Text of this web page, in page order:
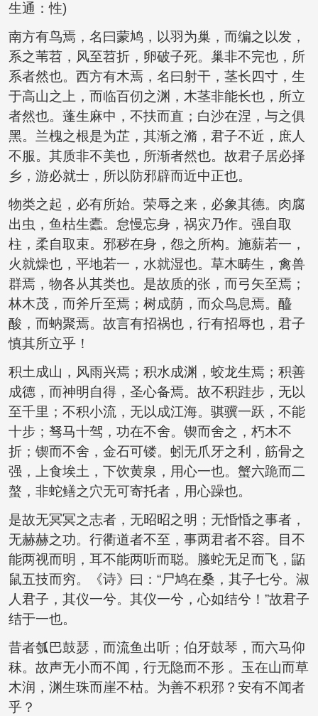
生通：性)
南方有鸟焉，名曰蒙鸠，以羽为巢，而编之以发，
系之苇苕，风至苕折，卵破子死。巢非不完也，所
系者然也。西方有木焉，名曰射干，茎长四寸，生
于高山之上，而临百仞之渊，木茎非能长也，所立
者然也。蓬生麻中，不扶而直；白沙在涅，与之俱
黑。兰槐之根是为芷，其渐之滫，君子不近，庶人
不服。其质非不美也，所渐者然也。故君子居必择
乡，游必就士，所以防邪辟而近中正也。
物类之起，必有所始。荣辱之来，必象其德。肉腐
出虫，鱼枯生蠹。怠慢忘身，祸灾乃作。强自取
柱，柔自取束。邪秽在身，怨之所构。施薪若一，
火就燥也，平地若一，水就湿也。草木畴生，禽兽
群焉，物各从其类也。是故质的张，而弓矢至焉；
林木茂，而斧斤至焉；树成荫，而众鸟息焉。醯
酸，而蚋聚焉。故言有招祸也，行有招辱也，君子
慎其所立乎！
积土成山，风雨兴焉；积水成渊，蛟龙生焉；积善
成德，而神明自得，圣心备焉。故不积跬步，无以
至千里；不积小流，无以成江海。骐骥一跃，不能
十步；驽马十驾，功在不舍。锲而舍之，朽木不
折；锲而不舍，金石可镂。蚓无爪牙之利，筋骨之
强，上食埃土，下饮黄泉，用心一也。蟹六跪而二
螯，非蛇鳝之穴无可寄托者，用心躁也。
是故无冥冥之志者，无昭昭之明；无惛惛之事者，
无赫赫之功。行衢道者不至，事两君者不容。目不
能两视而明，耳不能两听而聪。螣蛇无足而飞，鼫
鼠五技而穷。《诗》曰：“尸鸠在桑，其子七兮。淑
人君子，其仪一兮。其仪一兮，心如结兮！”故君子
结于一也。
昔者瓠巴鼓瑟，而流鱼出听；伯牙鼓琴，而六马仰
秣。故声无小而不闻，行无隐而不形 。玉在山而草
木润，渊生珠而崖不枯。为善不积邪？安有不闻者
乎？